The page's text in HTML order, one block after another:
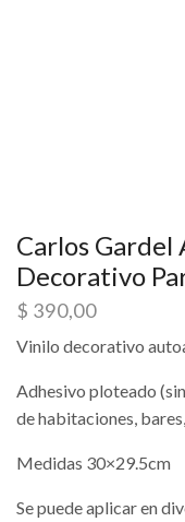
Carlos
Decorativo
$ 390,00
Vinilo decorativo
Adhesivo ploteado
de habitaciones,
Medidas 30×29.5cm
Se puede aplicar en